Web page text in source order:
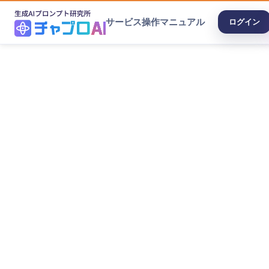
サービス操作マニュアル ログイン